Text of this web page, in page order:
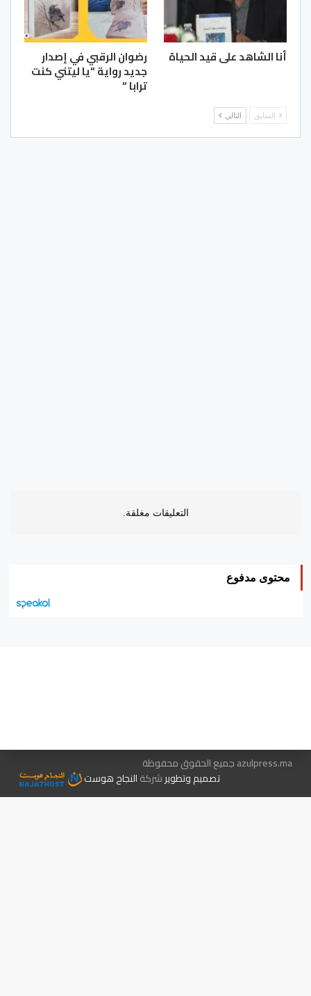
أنا الشاهد على قيد الحياة رضوان الرقبي في إصدار
جديد رواية “يا ليتني كنت
ترابا “
السابق التالي
التعليقات مغلقة.
محتوى مدفوع
azulpress.ma جميع الحقوق محفوظة
تصميم وتطويرشركةالنجاح هوست